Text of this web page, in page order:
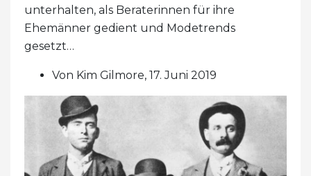
unterhalten, als Beraterinnen für ihre
Ehemänner gedient und Modetrends
gesetzt…
Von Kim Gilmore, 17. Juni 2019